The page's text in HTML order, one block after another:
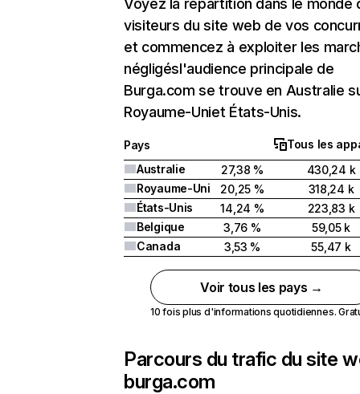
Voyez la répartition dans le monde
visiteurs du site web de vos
et commencez à exploiter les
négligésl'audience principale de
Burga.com se trouve en Australie
Royaume-Uniet États-Unis.
Pays
Tous les
Australie
27,38 %
430,24 k
Royaume-Uni
20,25 %
318,24 k
États-Unis
14,24 %
223,83 k
Belgique
3,76 %
59,05 k
Canada
3,53 % 55,47 k
Voir tous les pays →
10 fois plus d'informations quotidiennes.
Parcours du trafic du site
burga.com